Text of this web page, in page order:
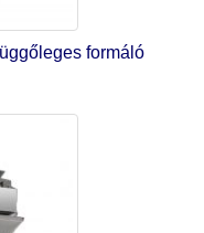
formáló